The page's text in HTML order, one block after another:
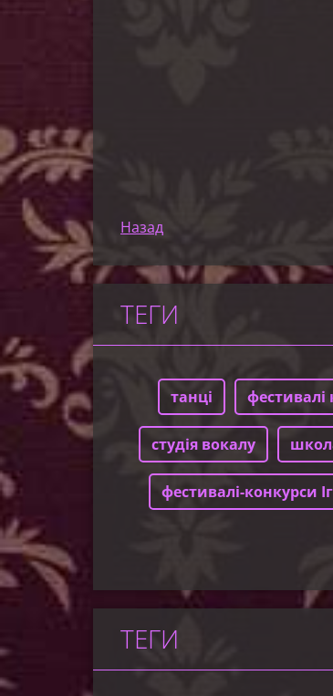
Назад
ТЕГИ
танці фестивалі
студія вокалу
фестивалі-конкурси
ТЕГИ